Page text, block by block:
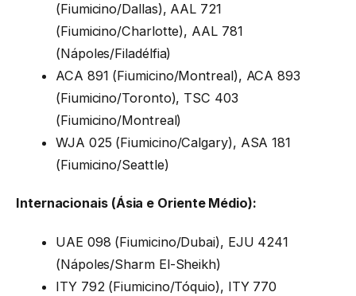
(Fiumicino/Dallas), AAL 721
(Fiumicino/Charlotte), AAL 781
(Nápoles/Filadélfia)
ACA 891 (Fiumicino/Montreal), ACA 893
(Fiumicino/Toronto), TSC 403
(Fiumicino/Montreal)
WJA 025 (Fiumicino/Calgary), ASA 181
(Fiumicino/Seattle)
Internacionais (Ásia e Oriente Médio):
UAE 098 (Fiumicino/Dubai), EJU 4241
(Nápoles/Sharm El-Sheikh)
ITY 792 (Fiumicino/Tóquio), ITY 770